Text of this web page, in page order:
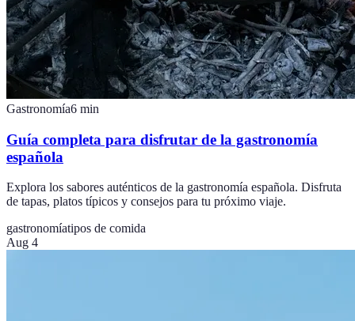
Gastronomía6 min
Guía completa para disfrutar de la gastronomía
española
Explora los sabores auténticos de la gastronomía española. Disfruta
de tapas, platos típicos y consejos para tu próximo viaje.
gastronomíatipos de comida
Aug 4